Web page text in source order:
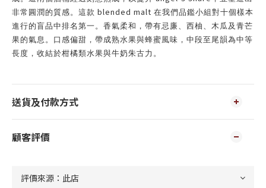
非常圓潤的質感。這款 blended malt 在我們品鑑小組對十個樣本
進行的盲品中排名第一。香氣柔和，帶有忌廉、西柚、木瓜及青芒
果的氣息。口感偏甜，帶成熟水果與蜂蜜風味，中段至尾韻為中等
長度，收結於柑橘類水果與牛奶朱古力。
送貨及付款方式
顧客評價